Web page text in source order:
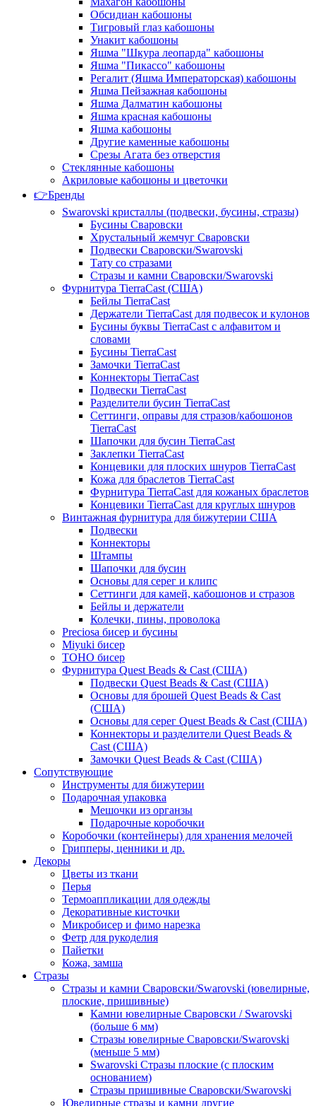
Обсидиан кабошоны
Тигровый глаз кабошоны
Унакит кабошоны
Яшма "Шкура леопарда" кабошоны
Яшма "Пикассо" кабошоны
Регалит (Яшма Императорская) кабошоны
Яшма Пейзажная кабошоны
Яшма Далматин кабошоны
Яшма красная кабошоны
Яшма кабошоны
Другие каменные кабошоны
Срезы Агата без отверстия
Стеклянные кабошоны
Акриловые кабошоны и цветочки
👉Бренды
Swarovski кристаллы (подвески, бусины, стразы)
Бусины Сваровски
Хрустальный жемчуг Сваровски
Подвески Сваровски/Swarovski
Тату со стразами
Стразы и камни Сваровски/Swarovski
Фурнитура TierraCast (США)
Бейлы TierraCast
Держатели TierraCast для подвесок и кулонов
Бусины буквы TierraCast с алфавитом и
словами
Бусины TierraCast
Замочки TierraCast
Коннекторы TierraCast
Подвески TierraCast
Разделители бусин TierraCast
Сеттинги, оправы для стразов/кабошонов
TierraCast
Шапочки для бусин TierraCast
Заклепки TierraCast
Концевики для плоских шнуров TierraCast
Кожа для браслетов TierraCast
Фурнитура TierraCast для кожаных браслетов
Концевики TierraCast для круглых шнуров
Винтажная фурнитура для бижутерии США
Подвески
Коннекторы
Штампы
Шапочки для бусин
Основы для серег и клипс
Сеттинги для камей, кабошонов и стразов
Бейлы и держатели
Колечки, пины, проволока
Preciosa бисер и бусины
Miyuki бисер
TOHO бисер
Фурнитура Quest Beads & Cast (США)
Подвески Quest Beads & Cast (США)
Основы для брошей Quest Beads & Cast
(США)
Основы для серег Quest Beads & Cast (США)
Коннекторы и разделители Quest Beads &
Cast (США)
Замочки Quest Beads & Cast (США)
Сопутствующие
Инструменты для бижутерии
Подарочная упаковка
Мешочки из органзы
Подарочные коробочки
Коробочки (контейнеры) для хранения мелочей
Грипперы, ценники и др.
Декоры
Цветы из ткани
Перья
Термоаппликации для одежды
Декоративные кисточки
Микробисер и фимо нарезка
Фетр для рукоделия
Пайетки
Кожа, замша
Стразы
Стразы и камни Сваровски/Swarovski (ювелирные,
плоские, пришивные)
Камни ювелирные Сваровски / Swarovski
(больше 6 мм)
Стразы ювелирные Сваровски/Swarovski
(меньше 5 мм)
Swarovski Стразы плоские (с плоским
основанием)
Стразы пришивные Сваровски/Swarovski
Ювелирные стразы и камни другие